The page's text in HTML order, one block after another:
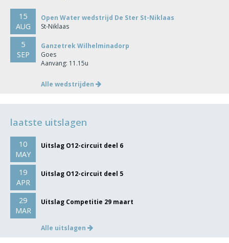
15
AUG
Open Water wedstrijd De Ster St-Niklaas
St-Niklaas
5
SEP
Ganzetrek Wilhelminadorp
Goes
Aanvang: 11.15u
Alle wedstrijden
laatste uitslagen
10
MAY
Uitslag O12-circuit deel 6
19
APR
Uitslag O12-circuit deel 5
29
MAR
Uitslag Competitie 29 maart
Alle uitslagen